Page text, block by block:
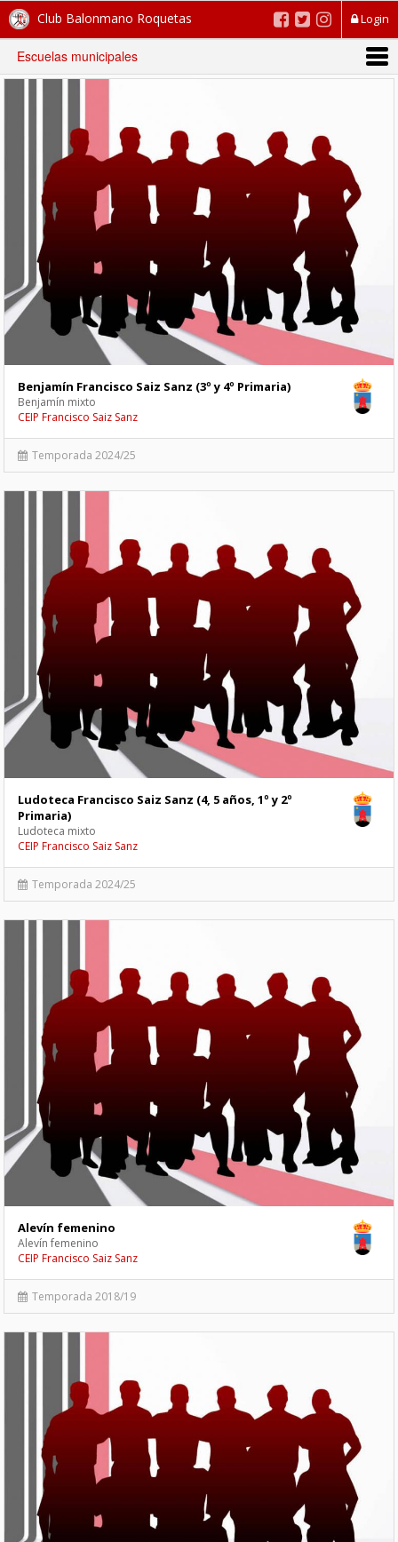
Login
Club Balonmano Roquetas
Escuelas municipales
Benjamín Francisco Saiz Sanz (3º y 4º Primaria)
Benjamín mixto
CEIP Francisco Saiz Sanz
Temporada 2024/25
Ludoteca Francisco Saiz Sanz (4, 5 años, 1º y 2º
Primaria)
Ludoteca mixto
CEIP Francisco Saiz Sanz
Temporada 2024/25
Alevín femenino
Alevín femenino
CEIP Francisco Saiz Sanz
Temporada 2018/19